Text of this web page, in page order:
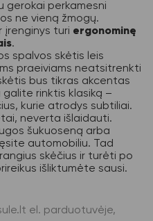
gerokai perkamesni
ne vieną žmogų.
įrenginys turi ergonominę
.
spalvos skėtis leis
praeiviams neatsitrenkti
bus tikras akcentas
rinktis klasiką –
kurie atrodys subtiliai.
neverta išlaidauti.
šukuoseną arba
automobiliu. Tad
skėčius ir turėti po
išliktumėte sausi.
el. parduotuvėje,